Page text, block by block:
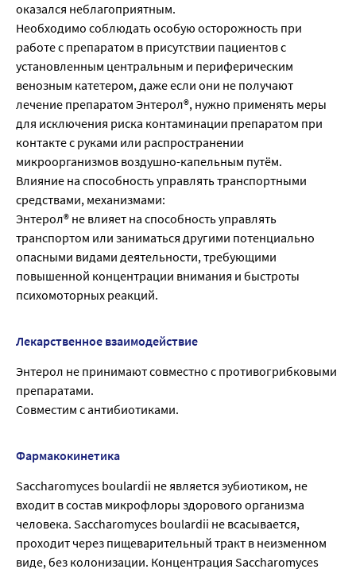
оказался неблагоприятным.
Необходимо соблюдать особую осторожность при
работе с препаратом в присутствии пациентов с
установленным центральным и периферическим
венозным катетером, даже если они не получают
лечение препаратом Энтерол®, нужно применять меры
для исключения риска контаминации препаратом при
контакте с руками или распространении
микроорганизмов воздушно-капельным путём.
Влияние на способность управлять транспортными
средствами, механизмами:
Энтерол® не влияет на способность управлять
транспортом или заниматься другими потенциально
опасными видами деятельности, требующими
повышенной концентрации внимания и быстроты
психомоторных реакций.
Лекарственное взаимодействие
Энтерол не принимают совместно с противогрибковыми
препаратами.
Совместим с антибиотиками.
Фармакокинетика
Saccharomyces boulardii не является эубиотиком, не
входит в состав микрофлоры здорового организма
человека. Saccharomyces boulardii не всасывается,
проходит через пищеварительный тракт в неизменном
виде, без колонизации. Концентрация Saccharomyces